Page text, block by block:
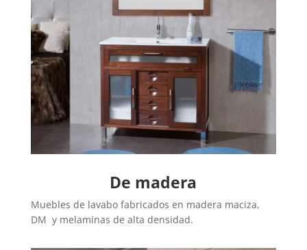
De madera
Muebles de lavabo fabricados en madera maciza,
DM y melaminas de alta densidad.